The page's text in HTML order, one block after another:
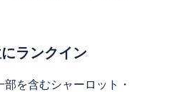
ランクイン
を含むシャーロット・